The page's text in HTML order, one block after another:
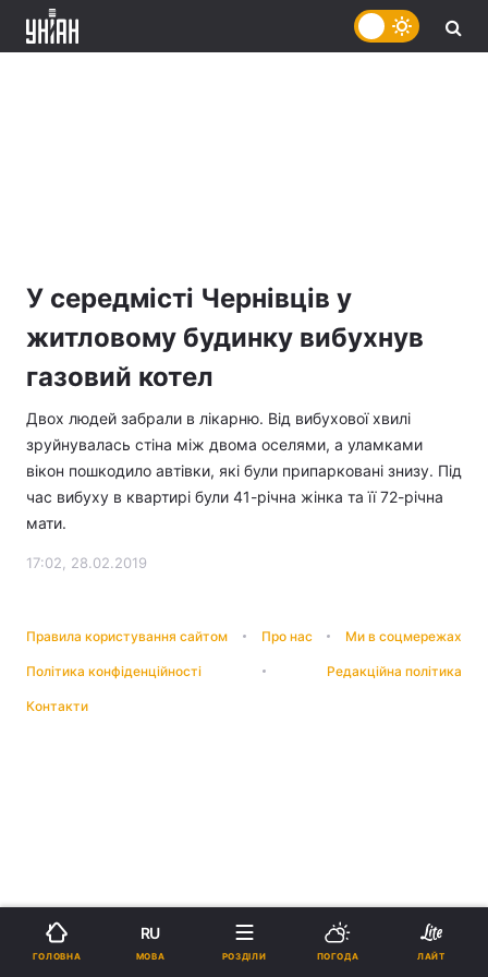
У середмісті Чернівців у
житловому будинку вибухнув
газовий котел
Двох людей забрали в лікарню. Від вибухової хвилі
зруйнувалась стіна між двома оселями, а уламками
вікон пошкодило автівки, які були припарковані знизу. Під
час вибуху в квартирі були 41-річна жінка та її 72-річна
мати.
17:02, 28.02.2019
Правила користування сайтом Про нас Ми в соцмережах
Політика конфіденційності Редакційна політика
Контакти
ГОЛОВНА
RU
МОВА РОЗДІЛИ ПОГОДА ЛАЙТ